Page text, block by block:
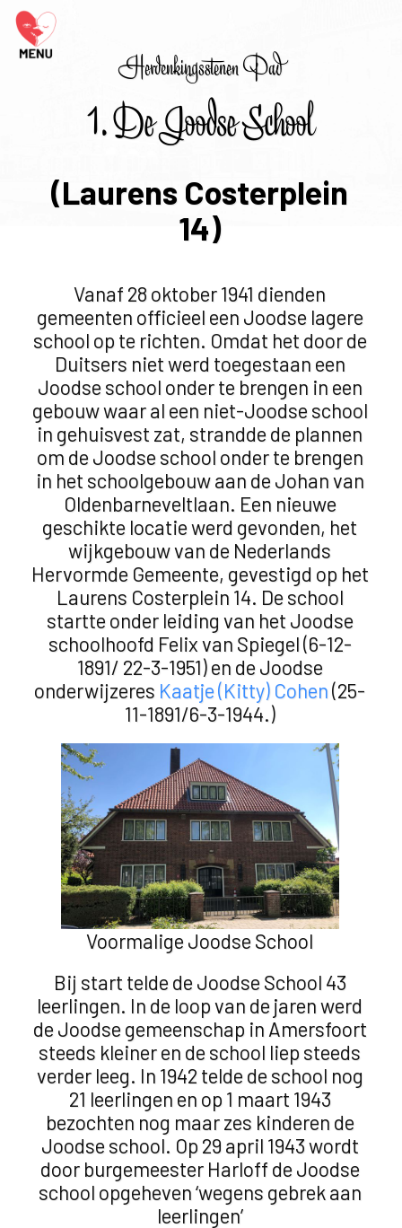
Herdenkingsstenen Pad
1. De Joodse School
(Laurens Costerplein
14)
Vanaf 28 oktober 1941 dienden
gemeenten officieel een Joodse lagere
school op te richten. Omdat het door de
Duitsers niet werd toegestaan een
Joodse school onder te brengen in een
gebouw waar al een niet-Joodse school
in gehuisvest zat, strandde de plannen
om de Joodse school onder te brengen
in het schoolgebouw aan de Johan van
Oldenbarneveltlaan. Een nieuwe
geschikte locatie werd gevonden, het
wijkgebouw van de Nederlands
Hervormde Gemeente, gevestigd op het
Laurens Costerplein 14. De school
startte onder leiding van het Joodse
schoolhoofd Felix van Spiegel (6-12-
1891/ 22-3-1951) en de Joodse
onderwijzeres Kaatje (Kitty) Cohen(25-
11-1891/6-3-1944.)
Voormalige Joodse School
Bij start telde de Joodse School 43
leerlingen. In de loop van de jaren werd
de Joodse gemeenschap in Amersfoort
steeds kleiner en de school liep steeds
verder leeg. In 1942 telde de school nog
21 leerlingen en op 1 maart 1943
bezochten nog maar zes kinderen de
Joodse school. Op 29 april 1943 wordt
door burgemeester Harloff de Joodse
school opgeheven ‘wegens gebrek aan
leerlingen’